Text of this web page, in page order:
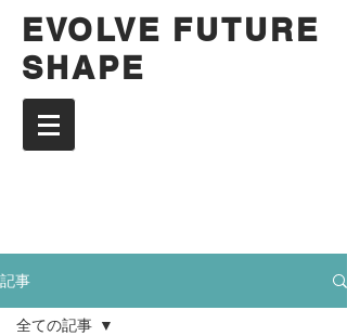
EVOLVE FUTURE
SHAPE
記事
全ての記事